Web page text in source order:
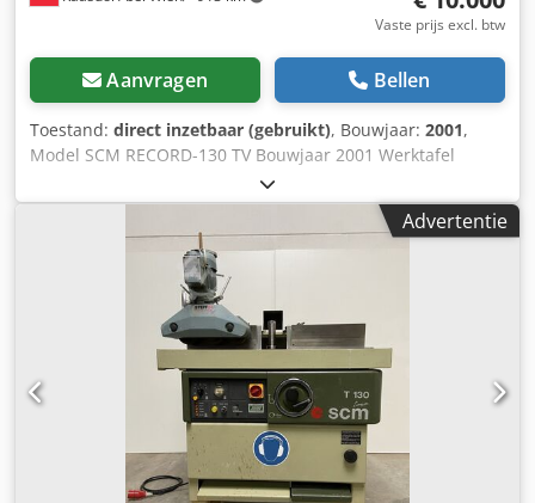
Vaste prijs excl. btw
Aanvragen Bellen
Toestand: direct inzetbaar (gebruikt), Bouwjaar: 2001,
Model SCM RECORD-130 TV Bouwjaar 2001 Werktafel
2930x1245 Spindel HSK63F 11 kW Vectoras Laser voor het
positioneren van de zuigkoppen 4x Hefinrichtingen
Dodezmmmbepfx Aprokr Transportband voor spaanders
12x Gereedschapswisselaar Freesspindel voor slotkasten of
zaag F18 boorkop Spaninrichtingen
Advertentie